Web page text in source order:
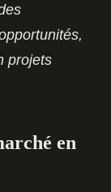
projets
en